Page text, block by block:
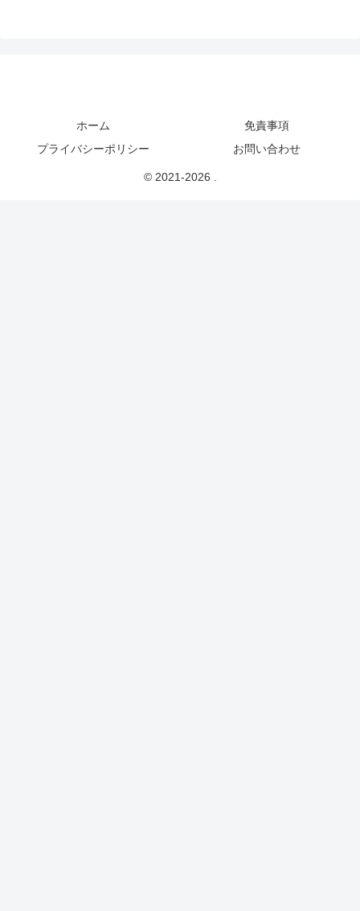
ホーム
免責事項
プライバシーポリシー
お問い合わせ
© 2021-2026 .